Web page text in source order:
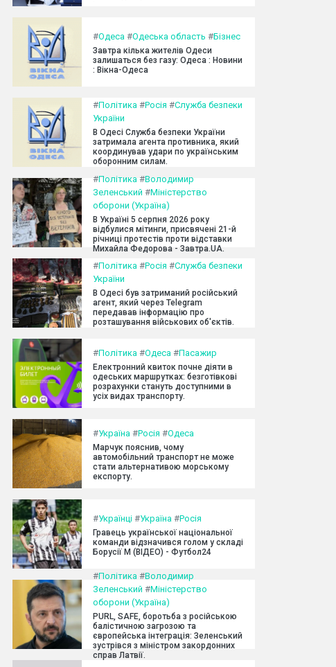
#Одеса #Одеська область #Бізнес
Завтра кілька жителів Одеси
залишаться без газу: Одеса : Новини
: Вікна-Одеса
#Політика #Росія #Служба безпеки
України
В Одесі Служба безпеки України
затримала агента противника, який
координував удари по українським
оборонним силам.
#Політика #Володимир
Зеленський #Міністерство
оборони (Україна)
В Україні 5 серпня 2026 року
відбулися мітинги, присвячені 21-й
річниці протестів проти відставки
Михайла Федорова - Завтра.UA.
#Політика #Росія #Служба безпеки
України
В Одесі був затриманий російський
агент, який через Telegram
передавав інформацію про
розташування військових об'єктів.
#Політика #Одеса #Пасажир
Електронний квиток почне діяти в
одеських маршрутках: безготівкові
розрахунки стануть доступними в
усіх видах транспорту.
#Україна #Росія #Одеса
Марчук пояснив, чому
автомобільний транспорт не може
стати альтернативою морському
експорту.
#Українці #Україна #Росія
Гравець української національної
команди відзначився голом у складі
Борусії М (ВІДЕО) - Футбол24
#Політика #Володимир
Зеленський #Міністерство
оборони (Україна)
PURL, SAFE, боротьба з російською
балістичною загрозою та
європейська інтеграція: Зеленський
зустрівся з міністром закордонних
справ Латвії.